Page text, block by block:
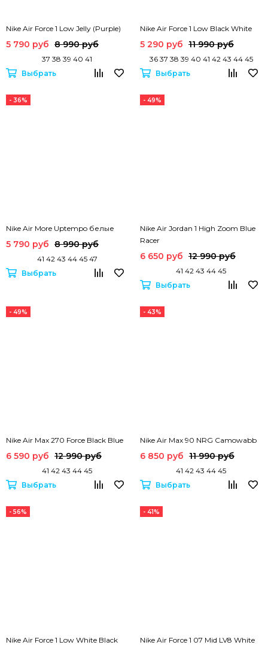
Nike Air Force 1 Low Jelly (Purple)
5 790 руб 8 990 руб
37 38 39 40 41
Выбрать
Nike Air Force 1 Low Black White
5 290 руб 11 990 руб
36 37 38 39 40 41 42 43 44 45
Выбрать
- 36%
Nike Air More Uptempo белые
5 790 руб 8 990 руб
41 42 43 44 45 47
Выбрать
- 49%
Nike Air Jordan 1 High Zoom Blue
Racer
6 650 руб 12 990 руб
41 42 43 44 45
Выбрать
- 49%
Nike Air Max 270 Force Black Blue
6 590 руб 12 990 руб
41 42 43 44 45
Выбрать
- 43%
Nike Air Max 90 NRG Camowabb
6 850 руб 11 990 руб
41 42 43 44 45
Выбрать
- 56%
Nike Air Force 1 Low White Black
- 41%
Nike Air Force 1 07 Mid LV8 White